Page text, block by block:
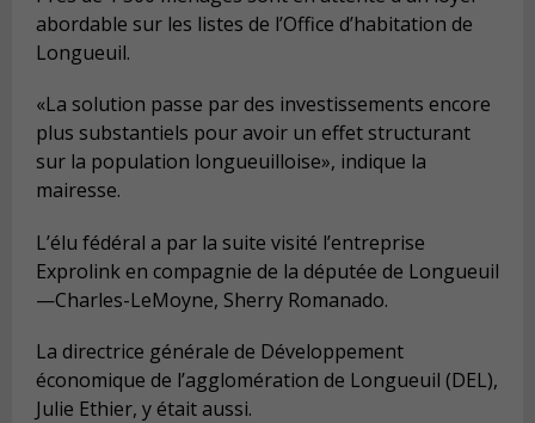
abordable sur les listes de l’Office d’habitation de
Longueuil.
«La solution passe par des investissements encore
plus substantiels pour avoir un effet structurant
sur la population longueuilloise», indique la
mairesse.
L’élu fédéral a par la suite visité l’entreprise
Exprolink en compagnie de la députée de Longueuil
—Charles-LeMoyne, Sherry Romanado.
La directrice générale de Développement
économique de l’agglomération de Longueuil (DEL),
Julie Ethier, y était aussi.